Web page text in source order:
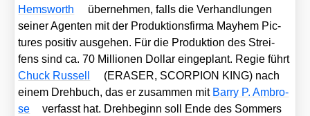
Hems­worth
über­neh­men, falls die Ver­hand­lun­gen
sei­ner Agen­ten mit der Pro­duk­ti­ons­fir­ma May­hem Pic­
tures posi­tiv aus­ge­hen. Für die Pro­duk­ti­on des Strei­
fens sind ca. 70 Mil­lio­nen Dol­lar ein­ge­plant. Regie führt
Chuck Rus­sell
(ERASER, SCORPION KING) nach
einem Dreh­buch, das er zusam­men mit Bar­ry P. Ambro­
se
ver­fasst hat. Dreh­be­ginn soll Ende des Som­mers